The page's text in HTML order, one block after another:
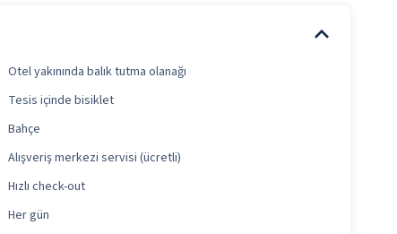
Otel yakınında balık tutma olanağı
Tesis içinde bisiklet
Bahçe
Alışveriş merkezi servisi (ücretli)
Hızlı check-out
Her gün